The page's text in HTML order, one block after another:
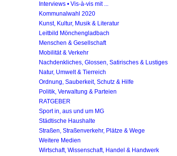
Interviews • Vis-à-vis mit ...
Kommunalwahl 2020
Kunst, Kultur, Musik & Literatur
Leitbild Mönchengladbach
Menschen & Gesellschaft
Mobilität & Verkehr
Nachdenkliches, Glossen, Satirisches & Lustiges
Natur, Umwelt & Tierreich
Ordnung, Sauberkeit, Schutz & Hilfe
Politik, Verwaltung & Parteien
RATGEBER
Sport in, aus und um MG
Städtische Haushalte
Straßen, Straßenverkehr, Plätze & Wege
Weitere Medien
Wirtschaft, Wissenschaft, Handel & Handwerk